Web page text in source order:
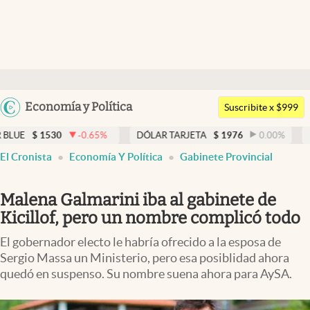
Argentina
Uruguay
Economía y Política
Members
Economía y Política
Finanzas y Mercados
Negocios
Columnistas
Otras secciones
Suscribite x $999
-0.65% DÓLAR TARJETA $ 1976 0.00 % DÓLAR MEP
El Cronista Economía Y Política Gabinete Provincial
Malena Galmarini iba al gabinete de
Kicillof, pero un nombre complicó todo
El gobernador electo le habría ofrecido a la esposa de
Sergio Massa un Ministerio, pero esa posiblidad ahora
quedó en suspenso. Su nombre suena ahora para AySA.